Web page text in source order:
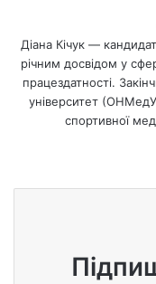
Діана Кічук —
річним досвідом у
працездатності.
університет
спортивної